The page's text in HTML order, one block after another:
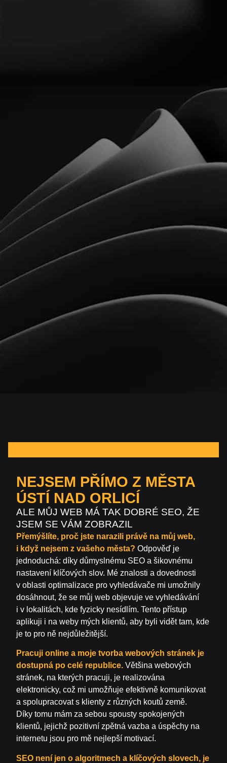
NEJSEM PŘÍMO Z MĚSTA
ÚSTÍ NAD ORLICÍ
ALE MŮJ WEB MÁ TAK DOBRÉ SEO, ŽE
JSEM SE VÁM ZOBRAZIL
Přemýšlíte, proč jste narazili právě na můj web,
i když nejsem z vašeho města? Odpověď je
jednoduchá: díky důmyslnému SEO a šikovnému
nastavení klíčových slov. Mé znalosti a dovednosti
v oblasti optimalizace pro vyhledávače mi umožnily
dosáhnout, že se můj web objevuje ve vyhledávání
i v lokalitách, kde fyzicky nesídlím. Tento přístup
aplikuji i na weby mých klientů, aby byli vidět tam, kde
je to pro ně nejdůležitější.
Pracuji online a moje tvorba webových stránek je
dostupná po celé republice. Většina webových
stránek, na kterých pracuji, je realizována
elektronicky, což mi umožňuje efektivně komunikovat
a spolupracovat s klienty z různých koutů země.
Díky tomu mám za sebou spousty spokojených
klientů, jejichž pozitivní zpětná vazba a úspěchy na
internetu jsou pro mě nejlepší motivací.
SEO není jen o algoritmech a klíčových slovech, je